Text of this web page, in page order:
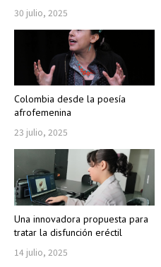
30 julio, 2025
Colombia desde la poesía
afrofemenina
23 julio, 2025
Una innovadora propuesta para
tratar la disfunción eréctil
14 julio, 2025